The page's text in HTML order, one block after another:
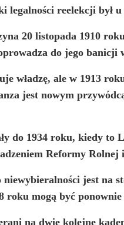
reelekcji był u
20 listopada 1910
do jego banicji
władzę, ale w 1913
jest nowym
do 1934 roku, kiedy to
Reformy Rolnej i
niewybieralności jest
roku mogą być
na dwie kolejne